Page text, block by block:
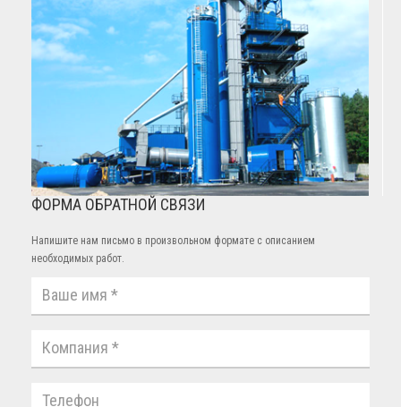
ФОРМА ОБРАТНОЙ СВЯЗИ
Напишите нам письмо в произвольном формате с описанием
необходимых работ.